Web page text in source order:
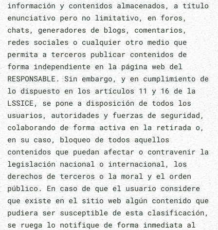
información y contenidos almacenados, a título
enunciativo pero no limitativo, en foros,
chats, generadores de blogs, comentarios,
redes sociales o cualquier otro medio que
permita a terceros publicar contenidos de
forma independiente en la página web del
RESPONSABLE. Sin embargo, y en cumplimiento de
lo dispuesto en los artículos 11 y 16 de la
LSSICE, se pone a disposición de todos los
usuarios, autoridades y fuerzas de seguridad,
colaborando de forma activa en la retirada o,
en su caso, bloqueo de todos aquellos
contenidos que puedan afectar o contravenir la
legislación nacional o internacional, los
derechos de terceros o la moral y el orden
público. En caso de que el usuario considere
que existe en el sitio web algún contenido que
pudiera ser susceptible de esta clasificación,
se ruega lo notifique de forma inmediata al